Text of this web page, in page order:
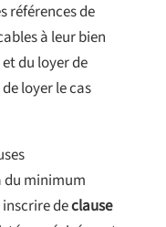
références de
à leur bien
du loyer de
loyer le cas
du minimum
declause